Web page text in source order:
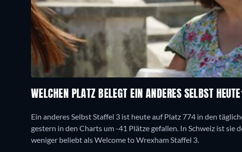
WELCHEN PLATZ BELEGT EIN ANDERES SELBST
Ein anderes Selbst Staffel 3 ist heute auf Platz 774 in den
gestern in den Charts um -41 Plätze gefallen. In Schweiz ist sie
weniger beliebt als Welcome to Wrexham Staffel 3.